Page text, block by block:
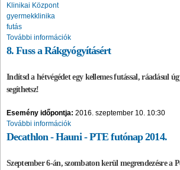
Klinikai Központ
gyermekklinika
futás
További információk
8. Fuss a Rákgyógyításért
Indítsd a hétvégédet egy kellemes futással, ráadásul
segíthetsz!
Esemény időpontja: 2016. szeptember 10. 10:30
További információk
Decathlon - Hauni - PTE futónap 2014.
Szeptember 6-án, szombaton kerül megrendezésre a